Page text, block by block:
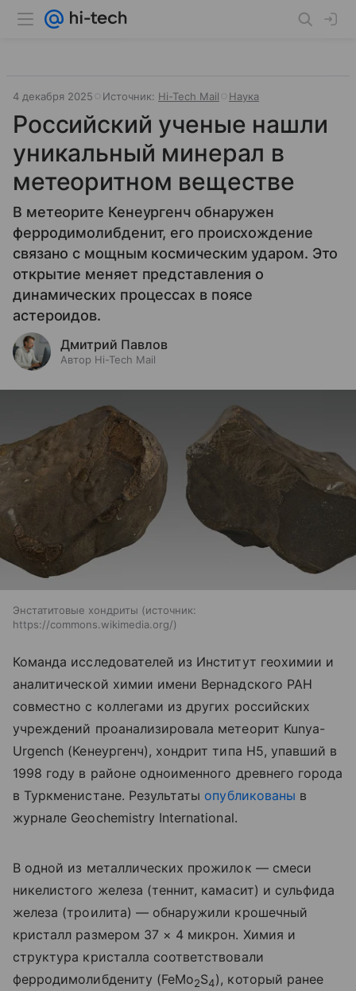
4 декабря 2025 Источник: Hi-Tech Mail Наука
Российский ученые нашли
уникальный минерал в
метеоритном веществе
В метеорите Кенеургенч обнаружен
ферродимолибденит, его происхождение
связано с мощным космическим ударом. Это
открытие меняет представления о
динамических процессах в поясе
астероидов.
Дмитрий Павлов
Автор Hi-Tech Mail
Энстатитовые хондриты
источник:
https://commons.wikimedia.org/
Команда исследователей из Институт геохимии и
аналитической химии имени Вернадского РАН
совместно с коллегами из других российских
учреждений проанализировала метеорит Kunya-
Urgench (Кенеургенч), хондрит типа H5, упавший в
1998 году в районе одноименного древнего города
в Туркменистане. Результаты опубликованы в
журнале Geochemistry International.
В одной из металлических прожилок — смеси
никелистого железа (теннит, камасит) и сульфида
железа (троилита) — обнаружили крошечный
кристалл размером 37 × 4 микрон. Химия и
структура кристалла соответствовали
ферродимолибдениту (FeMo2S4), который ранее